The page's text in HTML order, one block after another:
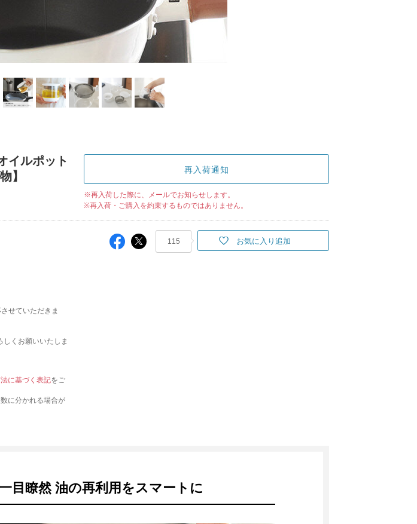
イルポット
】
再入荷通知
※再入荷した際に、メールでお知らせします。
※再入荷・ご購入を約束するものではありません。
せていただきま
くお願いいたしま
に基づく表記をご
に分かれる場合が
115 お気に入り追加
目瞭然 油の再利用をスマートに